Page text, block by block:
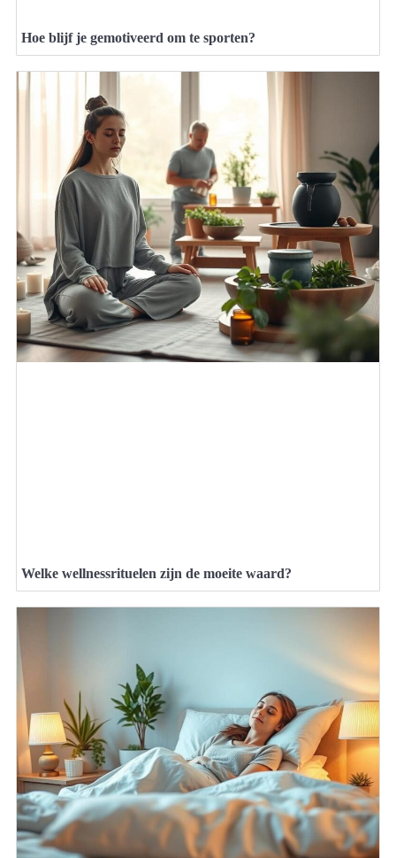
Hoe blijf je gemotiveerd om te sporten?
Welke wellnessrituelen zijn de moeite waard?